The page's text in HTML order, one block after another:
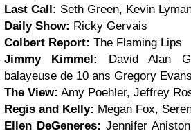
Last Call: Seth Green, Kevin
Daily Show: Ricky Gervais
Colbert Report: The Flaming Lips
Jimmy Kimmel:
David Alan
balayeuse de 10 ans Gregory
The View: Amy Poehler, Jeffrey
Regis and Kelly: Megan Fox,
Ellen DeGeneres: Jennifer